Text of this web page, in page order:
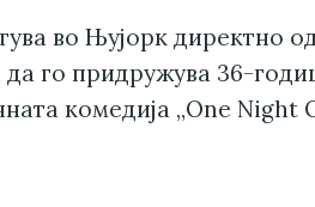
во Њујорк директно
да го придружува 36-
комедија „One Night